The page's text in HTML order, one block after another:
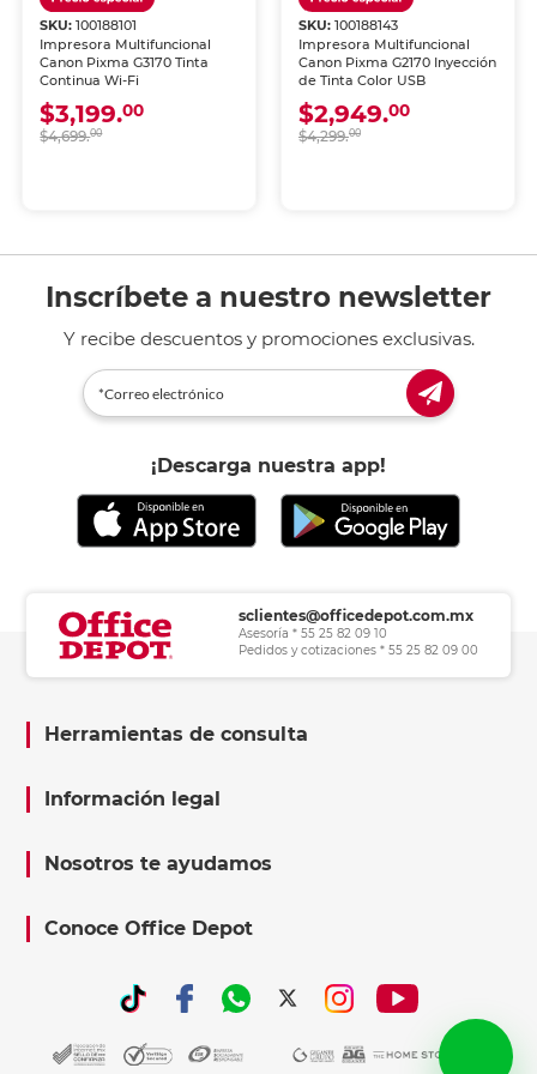
SKU:100188101
Impresora Multifuncional
Canon Pixma G3170 Tinta
Continua Wi-Fi
$3,199.00
$4,699.00
SKU: 100188143
Impresora Multifuncional
Canon Pixma G2170 Inyección
de Tinta Color USB
$2,949.00
$4,299.00
Inscríbete a nuestro newsletter
Y recibe descuentos y promociones exclusivas.
¡Descarga nuestra app!
sclientes@officedepot.com.mx
Asesoría * 55 25 82 09 10
Pedidos y cotizaciones * 55 25 82 09 00
Herramientas de consulta
Información legal
Nosotros te ayudamos
Conoce Office Depot